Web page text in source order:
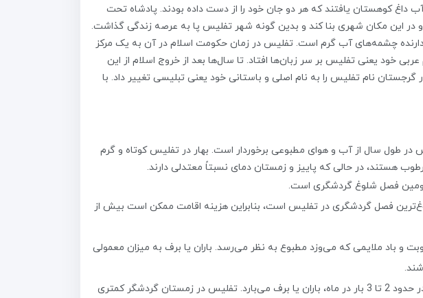
داغ کوهستان یافتند که هر دو جان خود را از دست داده بودند. پادشاه تحت
در این مکان شهری بنا کند و بدین گونه شهر تفلیس پا به عرصه زندگی گذاشت.
چشمه‌های آب گرم است. تفلیس در زمان حکومت اسلام در آن به یک مرکز
خود یعنی تفلیس بر سر زبان‌ها افتاد. تا سال‌ها بعد از خروج اسلام از این
نام تفلیس را به نام اصلی و باستانی خود یعنی تبلیسی تغییر داد. با
طول سال از آب و هوای مطبوعی برخوردار است. بهار در تفلیس کوتاه و گرم
هستند، در حالی که پاییز و زمستان دمای نسبتاً معتدلی دارند.
دومین فصل شلوغ گردشگری است.
فصل گردشگری در تفلیس است، بنابراین هزینه اقامت ممکن است بیش از
و باد ملایمی که می‌وزد مطبوع به نظر می‌رسد. باران یا برف به میزان معمولی
هوا در این فصل از سال در تفلیس بسیار سرد است. به طور متوسط در حدود 2 تا 3 بار در ماه، باران یا برف می‌بارد. تفلیس در زمستان گردشگر کمتری